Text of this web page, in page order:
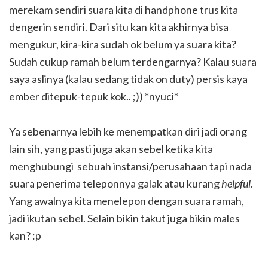
merekam sendiri suara kita di handphone trus kita
dengerin sendiri. Dari situ kan kita akhirnya bisa
mengukur, kira-kira sudah ok belum ya suara kita?
Sudah cukup ramah belum terdengarnya? Kalau suara
saya aslinya (kalau sedang tidak on duty) persis kaya
ember ditepuk-tepuk kok.. ;)) *nyuci*
Ya sebenarnya lebih ke menempatkan diri jadi orang
lain sih, yang pasti juga akan sebel ketika kita
menghubungi sebuah instansi/perusahaan tapi nada
suara penerima teleponnya galak atau kuranghelpful.
Yang awalnya kita menelepon dengan suara ramah,
jadi ikutan sebel. Selain bikin takut juga bikin males
kan? :p